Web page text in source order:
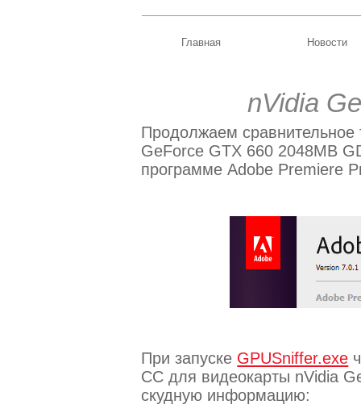
Главная Новости
nVidia
Продолжаем сравнительное
GeForce GTX 660 2048MB
программе Adobe Premiere
При запуске GPUSniffer.exe
CC для видеокарты nVidia
скудную информацию: